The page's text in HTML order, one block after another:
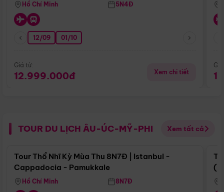
Hồ Chí Minh 5N4Đ
12/09 01/10
Giá từ:
12.999.000đ Xem chi tiết
TOUR DU LỊCH ÂU-ÚC-MỸ-PHI Xem tất cả
Điểm nổi bật
Tour Thổ Nhĩ Kỳ Mùa Thu 8N7Đ | Istanbul -
Cappadocia - Pamukkale
Hồ Chí Minh 8N7Đ